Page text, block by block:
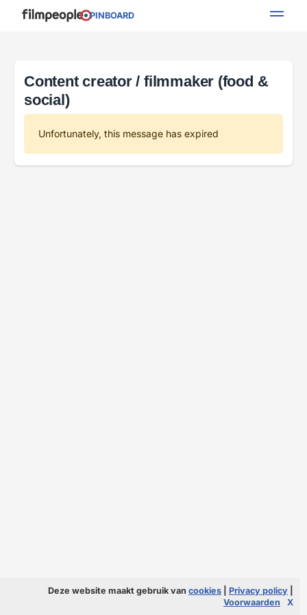
PINBOARD
Content creator / filmmaker (food &
social)
Unfortunately, this message has expired
Deze website maakt gebruik van cookies Privacy policy
Voorwaarden
X